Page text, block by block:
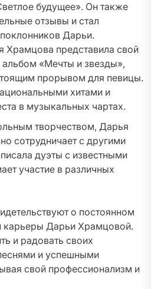
будущее». Он также
отзывы и стал
Дарьи.
Храмцова представила свой
альбом «Мечты и звезды»,
прорывом для певицы.
хитами и
в музыкальных чартах.
творчеством, Дарья
сотрудничает с другими
дуэты с известными
участие в различных
о постоянном
карьеры Дарьи Храмцовой.
и радовать своих
и успешными
свой профессионализм и